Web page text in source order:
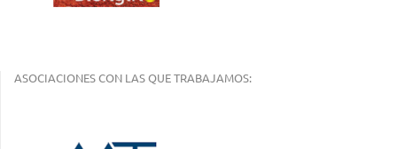
ASOCIACIONES CON LAS QUE TRABAJAMOS: